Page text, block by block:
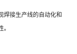
焊接生产线的自动化和